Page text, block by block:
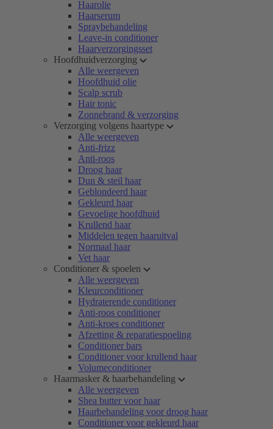
Haarolie
Haarserum
Spraybehandeling
Leave-in conditioner
Haarverzorgingsset
Hoofdhuidverzorging
Alle weergeven
Hoofdhuid olie
Scalp scrub
Hair tonic
Zonnebrand & verzorging
Verzorging volgens haartype
Alle weergeven
Anti-frizz
Anti-roos
Droog haar
Dun & steil haar
Geblondeerd haar
Gekleurd haar
Gevoelige hoofdhuid
Krullend haar
Middelen tegen haaruitval
Normaal haar
Vet haar
Conditioner & spoelen
Alle weergeven
Kleurconditioner
Hydraterende conditioner
Anti-roos conditioner
Anti-kroes conditioner
Afzetting & reparatiespoeling
Conditioner bars
Conditioner voor krullend haar
Volumeconditioner
Haarmasker & haarbehandeling
Alle weergeven
Shea butter voor haar
Haarbehandeling voor droog haar
Conditioner voor gekleurd haar